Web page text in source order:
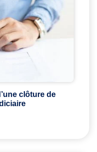
clôture de